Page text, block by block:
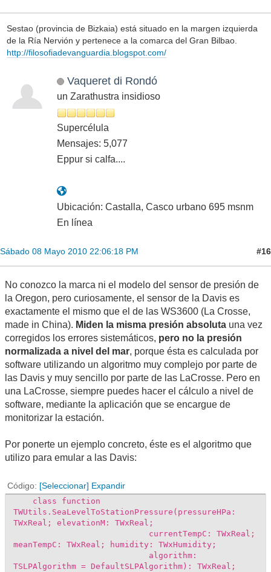
Sestao (provincia de Bizkaia) está situado en la margen izquierda
de la Ría Nervión y pertenece a la comarca del Gran Bilbao.
http://filosofiadevanguardia.blogspot.com/
Vaqueret di Rondó
un Zarathustra insidioso
Supercélula
Mensajes: 5,077
Eppur si calfa....
Ubicación: Castalla, Casco urbano 695 msnm
En línea
Sábado 08 Mayo 2010 22:06:18 PM #16
No conozco la marca ni el modelo del sensor de presión de
la Oregon, pero curiosamente, el sensor de la Davis es
exactamente el mismo que el de las WS3600 (La Crosse,
made in China). Miden la misma presión absoluta una vez
corregidos los errores sistemáticos, pero no la presión
normalizada a nivel del mar, porque ésta es calculada por
software utilizando un algoritmo muy complejo por parte de
las Davis y muy sencillo por parte de las LaCrosse. Pero en
una LaCrosse, siempre puedes hacer el cálculo a nivel de
software, mediante la aplicación que se encargue de
monitorizar la estación.
Por ponerte un ejemplo concreto, éste es el algoritmo que
utilizo para emular a las Davis:
Código [Seleccionar] Expandir
class function
TWUtils.SeaLevelToStationPressure(pressureHPa:
TWxReal; elevationM: TWxReal;
currentTempC: TWxReal;
meanTempC: TWxReal; humidity: TWxHumidity;
algorithm:
TSLPAlgorithm = DefaultSLPAlgorithm): TWxReal;